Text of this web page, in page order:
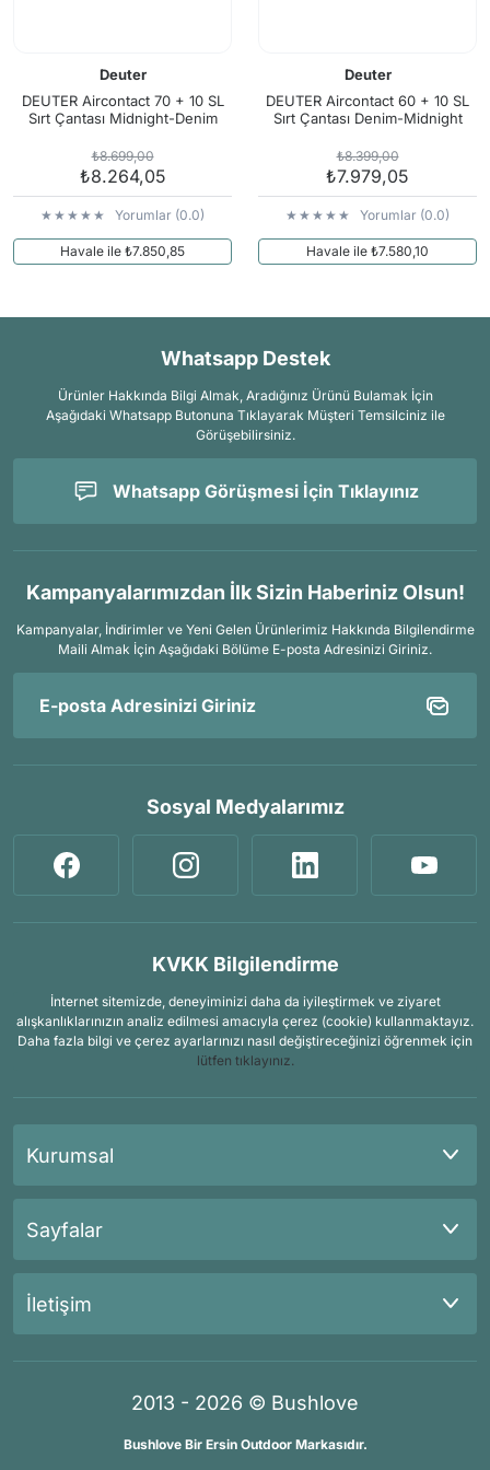
Deuter
DEUTER Aircontact 70 + 10 SL
Sırt Çantası Midnight-Denim
₺8.699,00
₺8.264,05
Yorumlar (0.0)
Havale ile ₺7.850,85
Deuter
DEUTER Aircontact 60 + 10 SL
Sırt Çantası Denim-Midnight
₺8.399,00
₺7.979,05
Yorumlar (0.0)
Havale ile ₺7.580,10
Whatsapp Destek
Ürünler Hakkında Bilgi Almak, Aradığınız Ürünü Bulamak İçin
Aşağıdaki Whatsapp Butonuna Tıklayarak Müşteri Temsilciniz ile
Görüşebilirsiniz.
Whatsapp Görüşmesi İçin Tıklayınız
Kampanyalarımızdan İlk Sizin Haberiniz Olsun!
Kampanyalar, İndirimler ve Yeni Gelen Ürünlerimiz Hakkında Bilgilendirme
Maili Almak İçin Aşağıdaki Bölüme E-posta Adresinizi Giriniz.
Sosyal Medyalarımız
KVKK Bilgilendirme
İnternet sitemizde, deneyiminizi daha da iyileştirmek ve ziyaret
alışkanlıklarınızın analiz edilmesi amacıyla çerez (cookie) kullanmaktayız.
Daha fazla bilgi ve çerez ayarlarınızı nasıl değiştireceğinizi öğrenmek için
lütfen tıklayınız.
Kurumsal
Sayfalar
İletişim
2013 - 2026 © Bushlove
Bushlove Bir Ersin Outdoor Markasıdır.